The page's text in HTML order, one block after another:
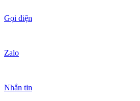
Gọi điện
Zalo
Nhắn tin